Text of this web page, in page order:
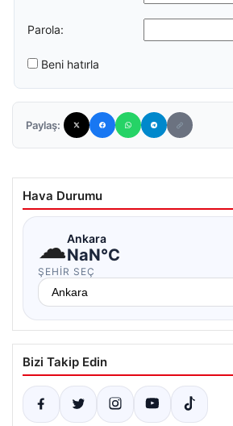
Parola:
Beni hatırla
Paylaş:
Hava Durumu
☁Ankara
NaN°C
ŞEHIR SEÇ
Bizi Takip Edin